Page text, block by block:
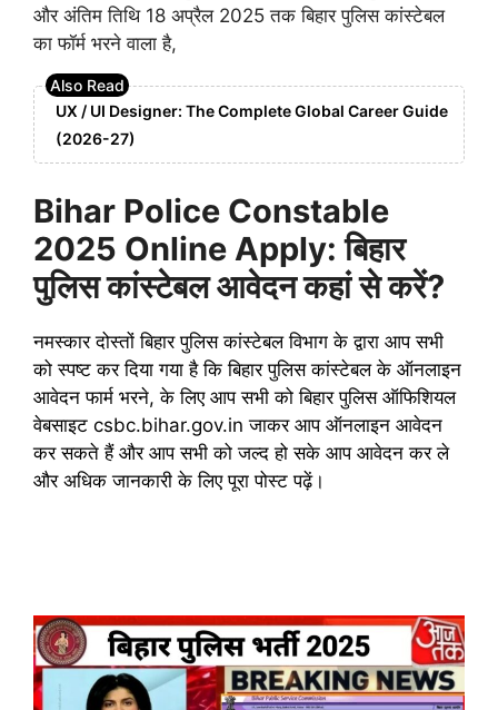
और अंतिम तिथि 18 अप्रैल 2025 तक बिहार पुलिस कांस्टेबल
का फॉर्म भरने वाला है,
UX / UI Designer: The Complete Global Career Guide
(2026-27)
Bihar Police Constable
2025 Online Apply: बिहार
पुलिस कांस्टेबल आवेदन कहां से करें?
नमस्कार दोस्तों बिहार पुलिस कांस्टेबल विभाग के द्वारा आप सभी
को स्पष्ट कर दिया गया है कि बिहार पुलिस कांस्टेबल के ऑनलाइन
आवेदन फार्म भरने, के लिए आप सभी को बिहार पुलिस ऑफिशियल
वेबसाइट csbc.bihar.gov.in जाकर आप ऑनलाइन आवेदन
कर सकते हैं और आप सभी को जल्द हो सके आप आवेदन कर ले
और अधिक जानकारी के लिए पूरा पोस्ट पढ़ें।